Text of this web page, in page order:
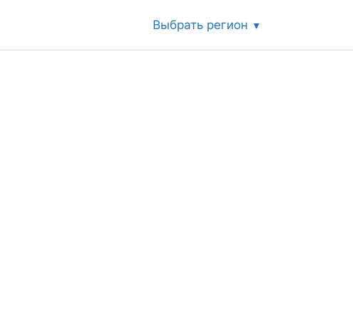
Выбрать регион